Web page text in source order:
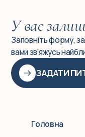
У вас
Заповніть форму,
вами зв'яжусь
ЗАДАТИ
Головна